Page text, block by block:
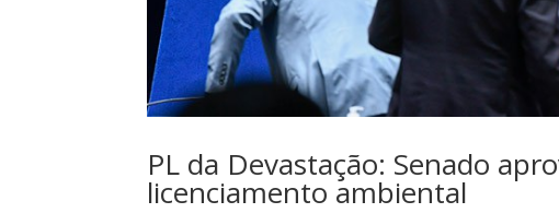
PL da Devastação: Senado
licenciamento ambiental